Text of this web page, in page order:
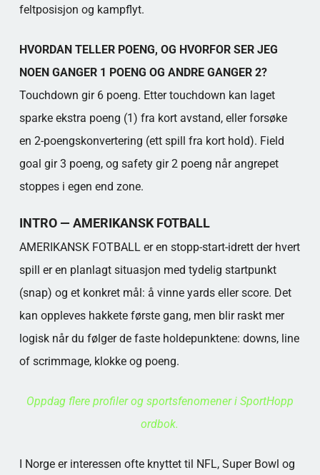
feltposisjon og kampflyt.
HVORDAN TELLER POENG, OG HVORFOR SER JEG
NOEN GANGER 1 POENG OG ANDRE GANGER 2?
Touchdown gir 6 poeng. Etter touchdown kan laget
sparke ekstra poeng (1) fra kort avstand, eller forsøke
en 2-poengskonvertering (ett spill fra kort hold). Field
goal gir 3 poeng, og safety gir 2 poeng når angrepet
stoppes i egen end zone.
INTRO — AMERIKANSK FOTBALL
AMERIKANSK FOTBALL er en stopp-start-idrett der hvert
spill er en planlagt situasjon med tydelig startpunkt
(snap) og et konkret mål: å vinne yards eller score. Det
kan oppleves hakkete første gang, men blir raskt mer
logisk når du følger de faste holdepunktene: downs, line
of scrimmage, klokke og poeng.
Oppdag flere profiler og sportsfenomener i SportHopp
ordbok.
I Norge er interessen ofte knyttet til NFL, Super Bowl og